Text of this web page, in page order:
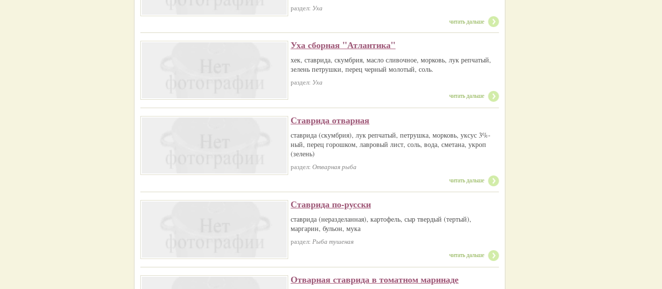
раздел: Уха
читать дальше
Уха сборная "Атлантика"
хек, ставрида, скумбрия, масло сливочное, морковь, лук репчатый,
зелень петрушки, перец черный молотый, соль.
раздел: Уха
читать дальше
Ставрида отварная
ставрида (скумбрия), лук репчатый, петрушка, морковь, уксус 3%-
ный, перец горошком, лавровый лист, соль, вода, сметана, укроп
(зелень)
раздел: Отварная рыба
читать дальше
Ставрида по-русски
ставрида (неразделанная), картофель, сыр твердый (тертый),
маргарин, бульон, мука
раздел: Рыба тушеная
читать дальше
Отварная ставрида в томатном маринаде